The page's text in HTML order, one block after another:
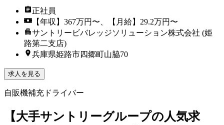
正社員
【年収】367万円〜、【月給】29.2万円〜
サントリービバレッジソリューション株式会社 (姫
路第二支店)
兵庫県姫路市四郷町山脇70
求人を見る
自販機補充ドライバー
【大手サントリーグループの人気求